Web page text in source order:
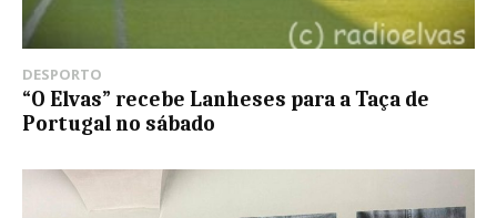
DESPORTO
“O Elvas” recebe Lanheses para a Taça de
Portugal no sábado